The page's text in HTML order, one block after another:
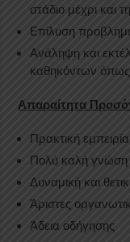
στάδιο μέχρι και
Επίλυση
Ανάληψη και
καθηκόντων όπως
Απαραίτητα
Πρακτική
Πολύ καλή γνώση
Δυναμική και
Άριστες
Άδεια οδήγησης